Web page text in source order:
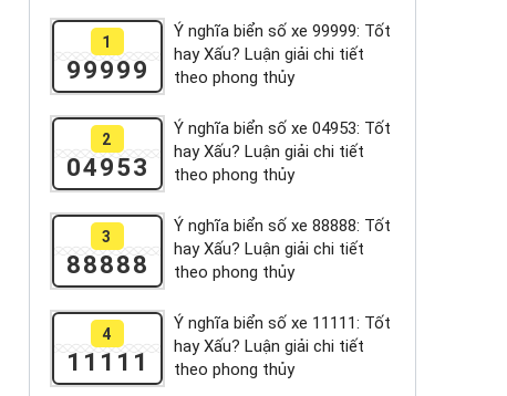
1
99999
Ý nghĩa biển số xe 99999: Tốt
hay Xấu? Luận giải chi tiết
theo phong thủy
2
04953
Ý nghĩa biển số xe 04953: Tốt
hay Xấu? Luận giải chi tiết
theo phong thủy
3
88888
Ý nghĩa biển số xe 88888: Tốt
hay Xấu? Luận giải chi tiết
theo phong thủy
4
11111
Ý nghĩa biển số xe 11111: Tốt
hay Xấu? Luận giải chi tiết
theo phong thủy